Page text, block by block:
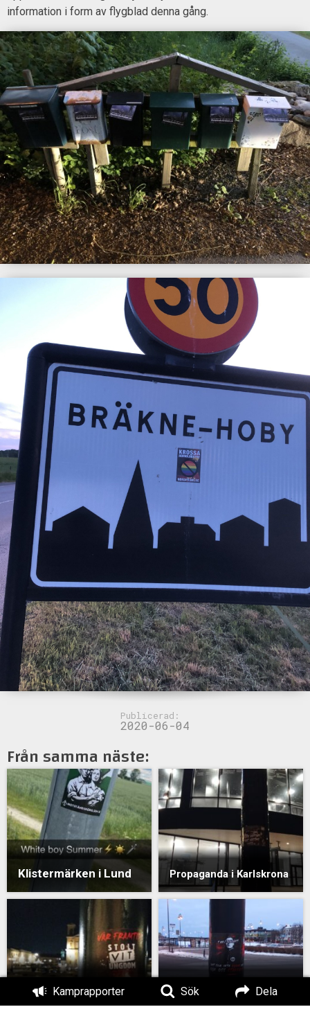
Kamprapporter Sök Dela
information i form av flygblad denna gång.
Publicerad:
2020-06-04
Från samma näste:
Klistermärken i Lund Propaganda i Karlskrona
Klistermärken i
Karlskrona
Klistermärken i
Karlskrona